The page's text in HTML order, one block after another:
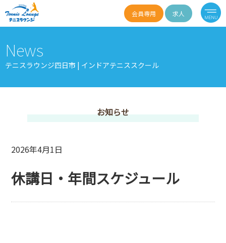
会員専用 求人
News
テニスラウンジ四日市 | インドアテニススクール
お知らせ
2026年4月1日
休講日・年間スケジュール